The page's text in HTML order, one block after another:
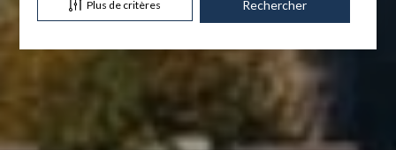
Plus de critères